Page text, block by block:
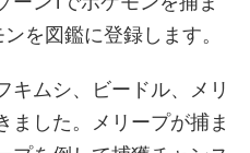
を図鑑に登録します。
キムシ、ビードル、メリ
ました。メリープが捕ま